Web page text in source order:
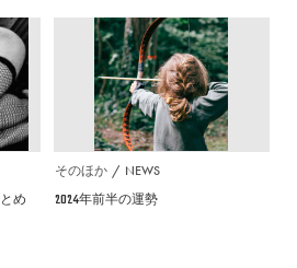
め
そのほか NEWS
2024年前半の運勢